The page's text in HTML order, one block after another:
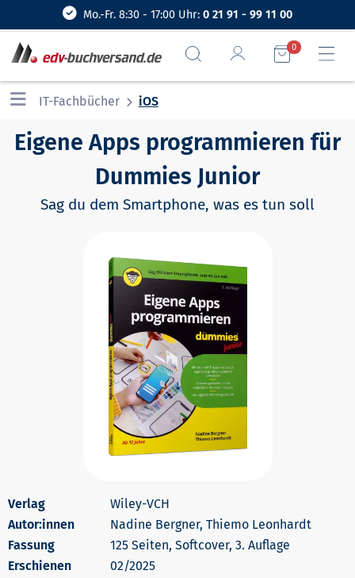
Mo.-Fr. 8:30 - 17:00 Uhr: 0 21 91 - 99 11 00
0
IT-Fachbücher iOS
Eigene Apps programmieren für
Dummies Junior
Sag du dem Smartphone, was es tun soll
Wiley-VCH
Autor:innen
Nadine Bergner, Thiemo Leonhardt
125 Seiten, Softcover, 3. Auflage
Erschienen
02/2025